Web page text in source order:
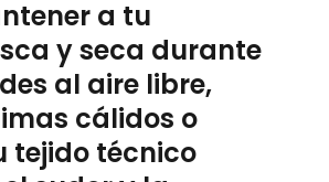
a tu
y seca durante
al aire libre,
cálidos o
tejido técnico